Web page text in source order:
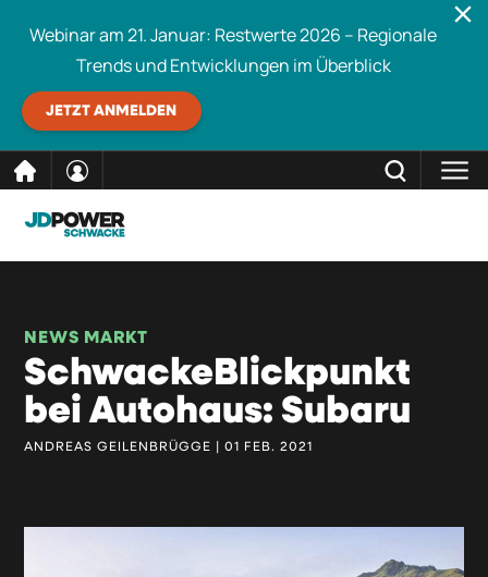
Inhalt
Webinar am 21. Januar: Restwerte 2026 – Regionale
Trends und Entwicklungen im Überblick
JETZT ANMELDEN
NEWS MARKT
SchwackeBlickpunkt
bei Autohaus: Subaru
ANDREAS GEILENBRÜGGE | 01 FEB. 2021